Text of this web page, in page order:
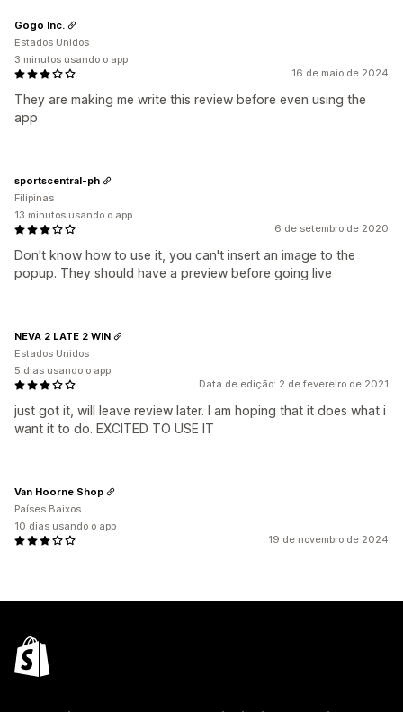
16 de maio de 2024
They are making me write this review before even using the
app
Gogo Inc.
Estados Unidos
3 minutos usando o app
6 de setembro de 2020
Don't know how to use it, you can't insert an image to the
popup. They should have a preview before going live
sportscentral-ph
Filipinas
13 minutos usando o app
Data de edição: 2 de fevereiro de 2021
just got it, will leave review later. I am hoping that it does what i
want it to do. EXCITED TO USE IT
NEVA 2 LATE 2 WIN
Estados Unidos
5 dias usando o app
19 de novembro de 2024
Van Hoorne Shop
Países Baixos
10 dias usando o app